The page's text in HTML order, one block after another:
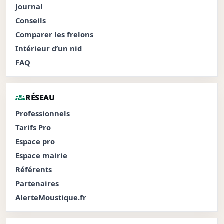
Journal
Conseils
Comparer les frelons
Intérieur d’un nid
FAQ
groupsRÉSEAU
Professionnels
Tarifs Pro
Espace pro
Espace mairie
Référents
Partenaires
AlerteMoustique.fr